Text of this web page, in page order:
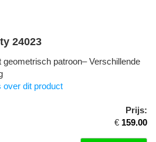
24023
patroon– Verschillende
over dit product
Prijs:
€ 159.00